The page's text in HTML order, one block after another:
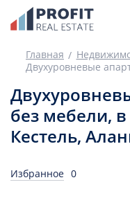
Главная
без мебели,
Кестель,
Избранное 0